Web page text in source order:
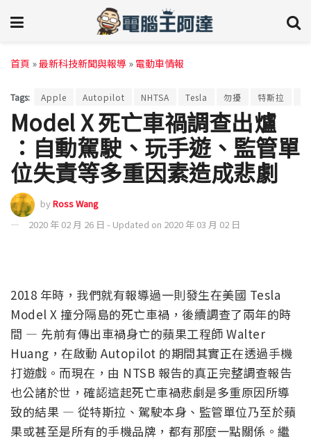
首頁 »最新科技新聞與報導 » 電動車情報
Tags: Apple Autopilot NHTSA Tesla 勿擾 特斯拉
Model X 死亡車禍調查出爐
：自動駕駛、玩手遊、監管單
位失責等多重因素造成悲劇
byRoss Wang
2020 年 02 月 26 日 - Updated on 2020 年 03 月 02 日
2018 年時，我們就有報導過一則發生在美國 Tesla
Model X 撞分隔島的死亡車禍，後續調查了兩年的時
間 — 先前有傳出車禍身亡的蘋果工程師 Walter
Huang，在啟動 Autopilot 的期間其實正在透過手機
打遊戲。而現在，由 NTSB 報告的真正完整調查報告
也公諸於世，確認這起死亡車禍悲劇是多重原因所導
致的結果 — 從特斯拉、駕駛本身、監管單位乃至於蘋
果或甚至是所有的手機品牌，都有那麼一點關係。繼